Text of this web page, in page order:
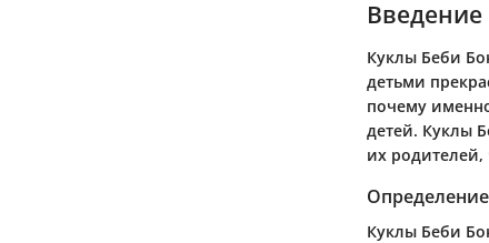
Куклы Беби
детьми
почему
детей. Куклы
их
Куклы Беби